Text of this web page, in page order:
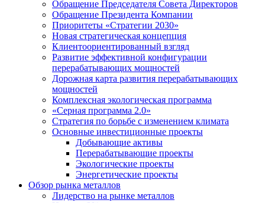
Обращение Председателя Совета Директоров
Обращение Президента Компании
Приоритеты «Стратегии 2030»
Новая стратегическая концепция
Клиентоориентированный взгляд
Развитие эффективной конфигурации
перерабатывающих мощностей
Дорожная карта развития перерабатывающих
мощностей
Комплексная экологическая программа
«Серная программа 2.0»
Стратегия по борьбе с изменением климата
Основные инвестиционные проекты
Добывающие активы
Перерабатывающие проекты
Экологические проекты
Энергетические проекты
Обзор рынка металлов
Лидерство на рынке металлов